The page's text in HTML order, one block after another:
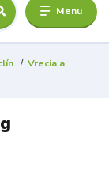
Menu
Vrecia a